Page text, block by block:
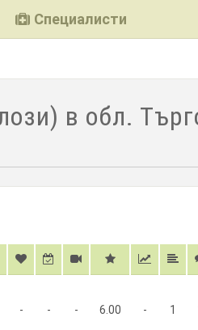
Специалисти
в обл.
- - - 6.00 - 1